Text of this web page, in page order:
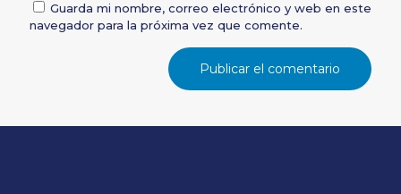
Guarda mi nombre, correo electrónico y web en este
navegador para la próxima vez que comente.